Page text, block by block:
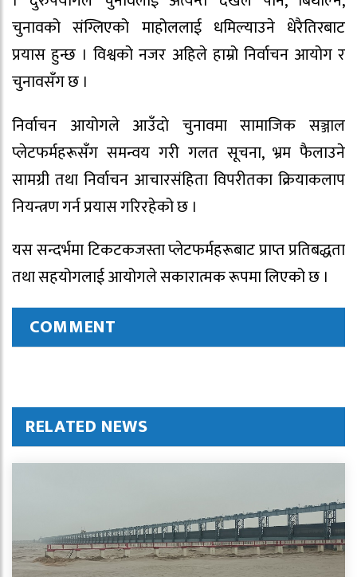
चुनावको संग्लिएको माहोललाई धमिल्याउने धेरैतिरबाट
प्रयास हुन्छ । विश्वको नजर अहिले हाम्रो निर्वाचन आयोग र
चुनावसँग छ ।
निर्वाचन आयोगले आउँदाे चुनावमा सामाजिक सञ्जाल
प्लेटफर्महरूसँग समन्वय गरी गलत सूचना, भ्रम फैलाउने
सामग्री तथा निर्वाचन आचारसंहिता विपरीतका क्रियाकलाप
नियन्त्रण गर्न प्रयास गरिरहेको छ ।
यस सन्दर्भमा टिकटकजस्ता प्लेटफर्महरूबाट प्राप्त प्रतिबद्धता
तथा सहयोगलाई आयोगले सकारात्मक रूपमा लिएको छ ।
COMMENT
RELATED NEWS